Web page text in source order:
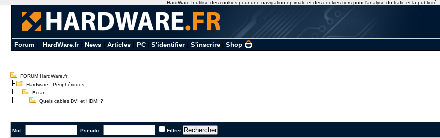
Forum HardWare.fr| News| Articles| PC| S'identifier| S'inscrire| Shop
FORUM HardWare.fr
Hardware - Périphériques
Ecran
Quels cables DVI et HDMI ?
Mot : Pseudo : Filtrer
HardWare.fr utilise des cookies pour une navigation optimale et des cookies tiers pour l'analyse du trafic et la publicité